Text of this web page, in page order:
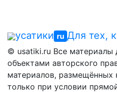
усатики ru Для тех,
© usatiki.ru Все материалы
объектами авторского
материалов, размещённых
только при условии